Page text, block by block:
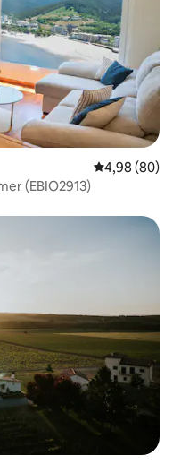
Évaluation
4,98 (80)
(EBIO2913)